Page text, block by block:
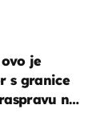
je
s granice
na